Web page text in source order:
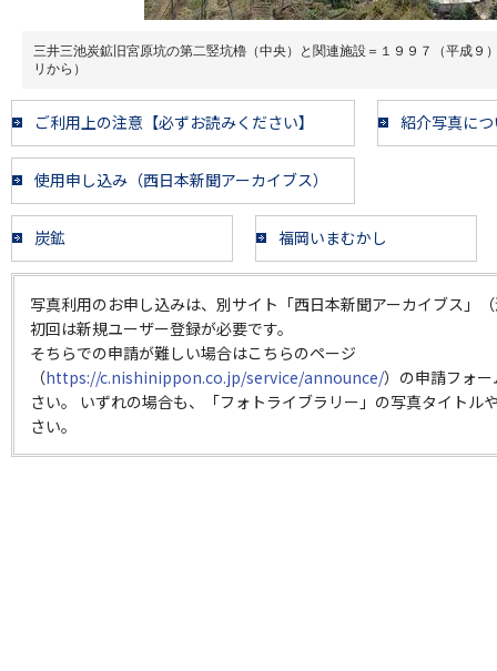
三井三池炭鉱旧宮原坑の第二竪坑櫓（中央）と関連施設＝１９９７（平成９
リから）
ご利用上の注意【必ずお読みください】 紹介写真に
使用申し込み（西日本新聞アーカイブス）
炭鉱 福岡いまむかし
写真利用のお申し込みは、別サイト「西日本新聞アーカイブス」
初回は新規ユーザー登録が必要です。
そちらでの申請が難しい場合はこちらのページ
（https://c.nishinippon.co.jp/service/announce/）の申請フォ
さい。 いずれの場合も、「フォトライブラリー」の写真タイトル
さい。